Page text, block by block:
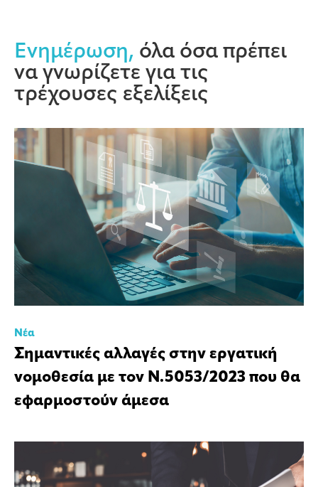
Ενημέρωση, όλα όσα πρέπει
να γνωρίζετε για τις
τρέχουσες εξελίξεις
Νέα
Σημαντικές αλλαγές στην εργατική
νομοθεσία με τον Ν.5053/2023 που θα
εφαρμοστούν άμεσα